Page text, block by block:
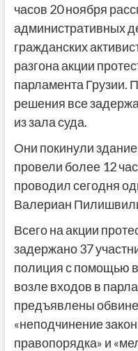
часов 20 ноября
административных
гражданских
разгона акции
парламента Грузии.
решения все
из зала суда.
Они покинули здание
провели более 12
проводил сегодня
Валериан
Всего на акции
задержано 37
полиция с помощью
возле входов в
предъявлены
«неподчинение
правопорядка» и